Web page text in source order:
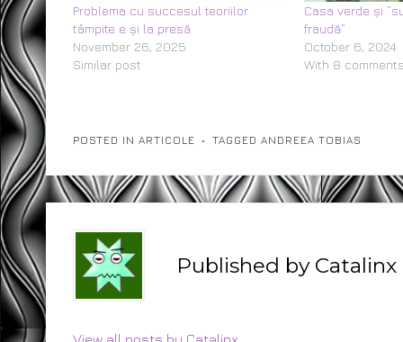
Problema cu succesul teoriilor
tâmpite e și la presă
November 26, 2025
Similar post
Casa verde și
fraudă”
October 6, 2024
With 8 comments
POSTED IN ARTICOLE TAGGED ANDREEA TOBIAS
Published by Catalinx